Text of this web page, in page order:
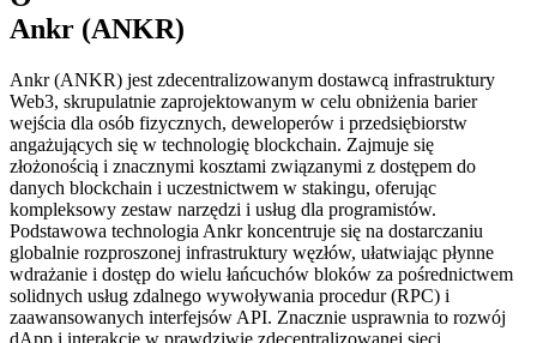
Ankr (ANKR)
Ankr (ANKR) jest zdecentralizowanym dostawcą infrastruktury
Web3, skrupulatnie zaprojektowanym w celu obniżenia barier
wejścia dla osób fizycznych, deweloperów i przedsiębiorstw
angażujących się w technologię blockchain. Zajmuje się
złożonością i znacznymi kosztami związanymi z dostępem do
danych blockchain i uczestnictwem w stakingu, oferując
kompleksowy zestaw narzędzi i usług dla programistów.
Podstawowa technologia Ankr koncentruje się na dostarczaniu
globalnie rozproszonej infrastruktury węzłów, ułatwiając płynne
wdrażanie i dostęp do wielu łańcuchów bloków za pośrednictwem
solidnych usług zdalnego wywoływania procedur (RPC) i
zaawansowanych interfejsów API. Znacznie usprawnia to rozwój
dApp i interakcję w prawdziwie zdecentralizowanej sieci,